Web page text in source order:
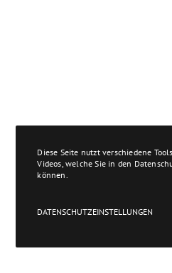
Diese Seite nutzt verschiedene
Videos, welche Sie in den
können.
DATENSCHUTZEINSTELLUNGEN